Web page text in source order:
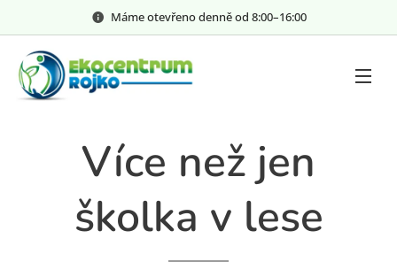
Máme otevřeno denně od 8:00–⁠⁠⁠⁠⁠16:00
Více než jen
školka v lese